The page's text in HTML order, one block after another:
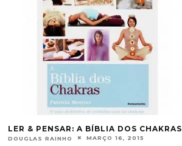
LER & PENSAR: A BÍBLIA DOS CHAKRAS
DOUGLAS RAINHO MARÇO 16, 2015